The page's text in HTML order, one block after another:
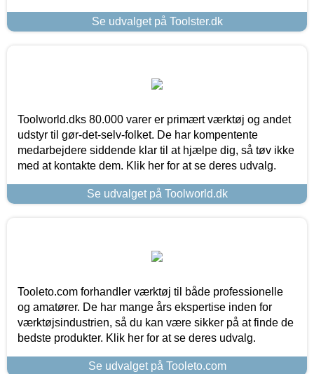
Se udvalget på Toolster.dk
Toolworld.dks 80.000 varer er primært værktøj og andet
udstyr til gør-det-selv-folket. De har kompentente
medarbejdere siddende klar til at hjælpe dig, så tøv ikke
med at kontakte dem. Klik her for at se deres udvalg.
Se udvalget på Toolworld.dk
Tooleto.com forhandler værktøj til både professionelle
og amatører. De har mange års ekspertise inden for
værktøjsindustrien, så du kan være sikker på at finde de
bedste produkter. Klik her for at se deres udvalg.
Se udvalget på Tooleto.com